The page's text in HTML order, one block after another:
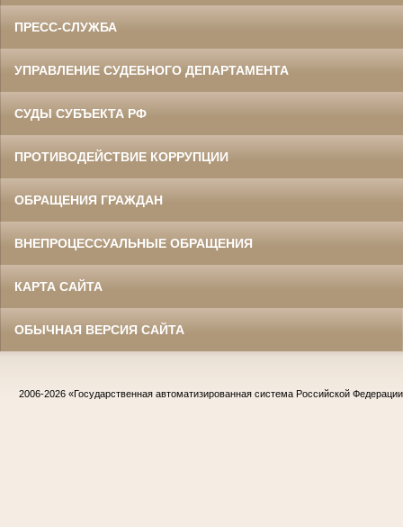
ПРЕСС-СЛУЖБА
УПРАВЛЕНИЕ СУДЕБНОГО ДЕПАРТАМЕНТА
СУДЫ СУБЪЕКТА РФ
ПРОТИВОДЕЙСТВИЕ КОРРУПЦИИ
ОБРАЩЕНИЯ ГРАЖДАН
ВНЕПРОЦЕССУАЛЬНЫЕ ОБРАЩЕНИЯ
КАРТА САЙТА
ОБЫЧНАЯ ВЕРСИЯ САЙТА
2006-2026 «Государственная автоматизированная система Российской